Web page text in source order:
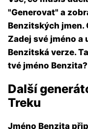
"Generovat" a
Benzitských jmen.
Zadej své jméno a
Benzitská verze.
tvé jméno Benzita?
Další
Treku
Jméno Benzita